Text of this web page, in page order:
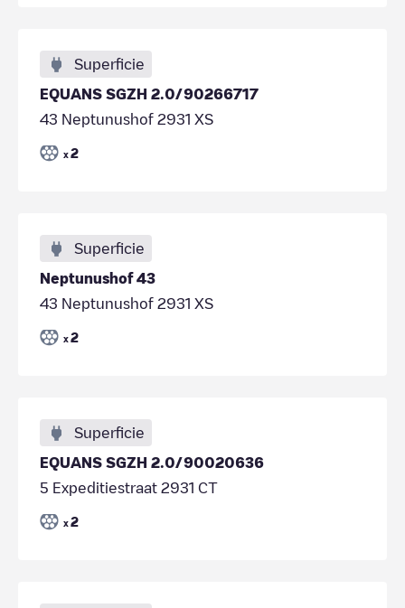
Superficie
EQUANS SGZH 2.0/90266717
43 Neptunushof 2931 XS
x 2
Superficie
Neptunushof 43
43 Neptunushof 2931 XS
x 2
Superficie
EQUANS SGZH 2.0/90020636
5 Expeditiestraat 2931 CT
x 2